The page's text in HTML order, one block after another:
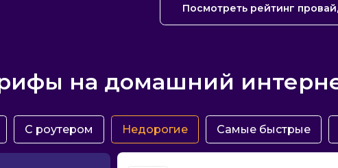
Посмотреть рейтинг
на домашний
С роутером Недорогие Самые быстрые